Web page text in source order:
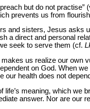
but do not
prevents us from
and sisters, Jesus
a direct and personal
seek to serve them (cf.
us realize our own
on God. When
our health does not
life’s meaning, which we
answer. Nor are our